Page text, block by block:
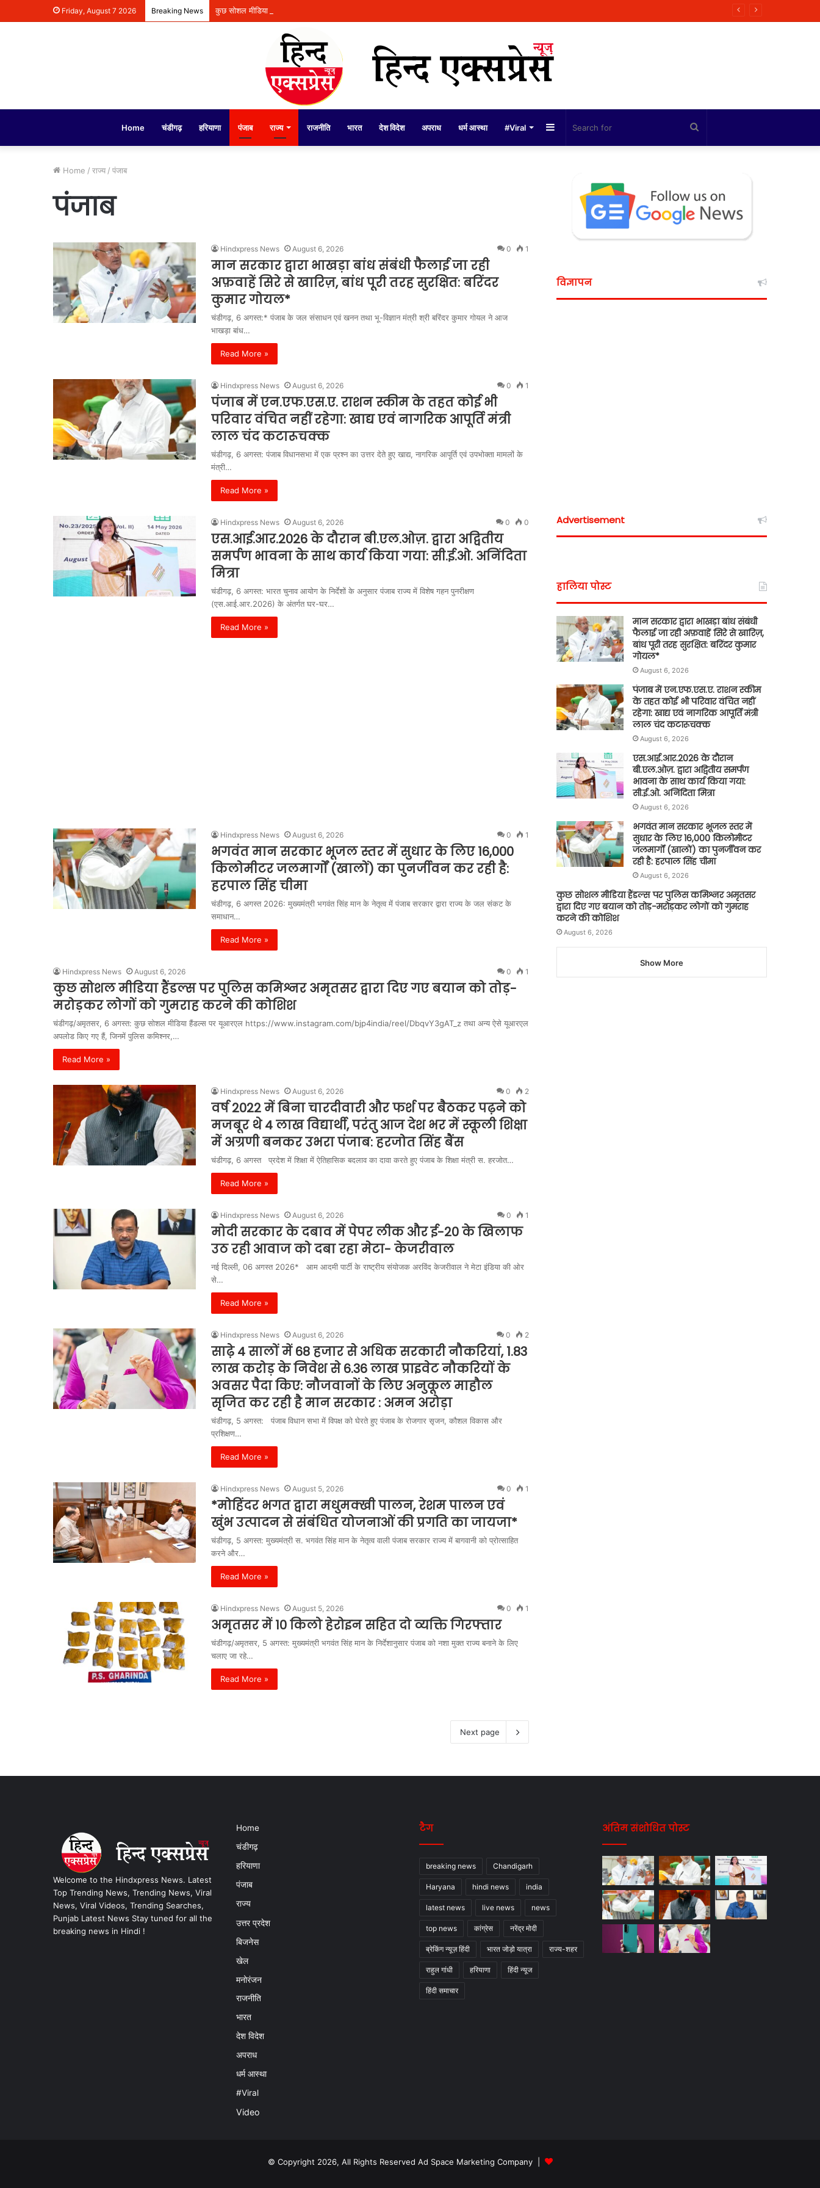
Friday, August 7 2026 Breaking News कुछ सोशल मीडिया हैंडल्स पर पुलिस कमिश्नर अमृतसर द्वारा दिए गए बयान को तोड़-मरोड़कर लोगों को गुमराह करने की कोशिश
Home चंडीगढ़ हरियाणा पंजाब राज्य राजनीति भारत देश विदेश अपराध धर्म आस्था #Viral Sidebar
Home / राज्य / पंजाब
पंजाब
Hindxpress News August 6, 2026 0 1
मान सरकार द्वारा भाखड़ा बांध संबंधी फैलाई जा रही
अफ़वाहें सिरे से खारिज़, बांध पूरी तरह सुरक्षित: बरिंदर
कुमार गोयल*
चंडीगढ़, 6 अगस्त:* पंजाब के जल संसाधन एवं खनन तथा भू-विज्ञान मंत्री श्री बरिंदर कुमार गोयल ने आज
भाखड़ा बांध…
Read More »
Hindxpress News August 6, 2026 0 1
पंजाब में एन.एफ.एस.ए. राशन स्कीम के तहत कोई भी
परिवार वंचित नहीं रहेगा: खाद्य एवं नागरिक आपूर्ति मंत्री
लाल चंद कटारूचक्क
चंडीगढ़, 6 अगस्त: पंजाब विधानसभा में एक प्रश्न का उत्तर देते हुए खाद्य, नागरिक आपूर्ति एवं उपभोक्ता मामलों के
मंत्री…
Read More »
Hindxpress News August 6, 2026 0 0
एस.आई.आर.2026 के दौरान बी.एल.ओज़. द्वारा अद्वितीय
समर्पण भावना के साथ कार्य किया गया: सी.ई.ओ. अनिंदिता
मित्रा
चंडीगढ़, 6 अगस्त: भारत चुनाव आयोग के निर्देशों के अनुसार पंजाब राज्य में विशेष गहन पुनरीक्षण
(एस.आई.आर.2026) के अंतर्गत घर-घर…
Read More »
Hindxpress News August 6, 2026 0 1
भगवंत मान सरकार भूजल स्तर में सुधार के लिए 16,000
किलोमीटर जलमार्गों (खालों) का पुनर्जीवन कर रही है:
हरपाल सिंह चीमा
चंडीगढ़, 6 अगस्त 2026: मुख्यमंत्री भगवंत सिंह मान के नेतृत्व में पंजाब सरकार द्वारा राज्य के जल संकट के
समाधान…
Read More »
Hindxpress News August 6, 2026 0 1
कुछ सोशल मीडिया हैंडल्स पर पुलिस कमिश्नर अमृतसर द्वारा दिए गए बयान को तोड़-
मरोड़कर लोगों को गुमराह करने की कोशिश
चंडीगढ़/अमृतसर, 6 अगस्त: कुछ सोशल मीडिया हैंडल्स पर यूआरएल https://www.instagram.com/bjp4india/reel/DbqvY3gAT_z तथा अन्य ऐसे यूआरएल
अपलोड किए गए हैं, जिनमें पुलिस कमिश्नर,…
Read More »
Hindxpress News August 6, 2026 0 2
वर्ष 2022 में बिना चारदीवारी और फर्श पर बैठकर पढ़ने को
मजबूर थे 4 लाख विद्यार्थी, परंतु आज देश भर में स्कूली शिक्षा
में अग्रणी बनकर उभरा पंजाब: हरजोत सिंह बैंस
चंडीगढ़, 6 अगस्त प्रदेश में शिक्षा में ऐतिहासिक बदलाव का दावा करते हुए पंजाब के शिक्षा मंत्री स. हरजोत…
Read More »
Hindxpress News August 6, 2026 0 1
मोदी सरकार के दबाव में पेपर लीक और ई-20 के खिलाफ
उठ रही आवाज को दबा रहा मेटा- केजरीवाल
नई दिल्ली, 06 अगस्त 2026* आम आदमी पार्टी के राष्ट्रीय संयोजक अरविंद केजरीवाल ने मेटा इंडिया की ओर
से…
Read More »
Hindxpress News August 6, 2026 0 2
साढ़े 4 सालों में 68 हजार से अधिक सरकारी नौकरियां, 1.83
लाख करोड़ के निवेश से 6.36 लाख प्राइवेट नौकरियों के
अवसर पैदा किए: नौजवानों के लिए अनुकूल माहौल
सृजित कर रही है मान सरकार : अमन अरोड़ा
चंडीगढ़, 5 अगस्त: पंजाब विधान सभा में विपक्ष को घेरते हुए पंजाब के रोजगार सृजन, कौशल विकास और
प्रशिक्षण…
Read More »
Hindxpress News August 5, 2026 0 1
*मोहिंदर भगत द्वारा मधुमक्खी पालन, रेशम पालन एवं
खुंभ उत्पादन से संबंधित योजनाओं की प्रगति का जायजा*
चंडीगढ़, 5 अगस्त: मुख्यमंत्री स. भगवंत सिंह मान के नेतृत्व वाली पंजाब सरकार राज्य में बागवानी को प्रोत्साहित
करने और…
Read More »
Hindxpress News August 5, 2026 0 1
अमृतसर में 10 किलो हेरोइन सहित दो व्यक्ति गिरफ्तार
चंडीगढ़/अमृतसर, 5 अगस्त: मुख्यमंत्री भगवंत सिंह मान के निर्देशानुसार पंजाब को नशा मुक्त राज्य बनाने के लिए
चलाए जा रहे…
Read More »
Next page
विज्ञापन
Advertisement
हालिया पोस्ट
मान सरकार द्वारा भाखड़ा बांध संबंधी
फैलाई जा रही अफ़वाहें सिरे से खारिज़,
बांध पूरी तरह सुरक्षित: बरिंदर कुमार
गोयल*
August 6, 2026
पंजाब में एन.एफ.एस.ए. राशन स्कीम
के तहत कोई भी परिवार वंचित नहीं
रहेगा: खाद्य एवं नागरिक आपूर्ति मंत्री
लाल चंद कटारूचक्क
August 6, 2026
एस.आई.आर.2026 के दौरान
बी.एल.ओज़. द्वारा अद्वितीय समर्पण
भावना के साथ कार्य किया गया:
सी.ई.ओ. अनिंदिता मित्रा
August 6, 2026
भगवंत मान सरकार भूजल स्तर में
सुधार के लिए 16,000 किलोमीटर
जलमार्गों (खालों) का पुनर्जीवन कर
रही है: हरपाल सिंह चीमा
August 6, 2026
कुछ सोशल मीडिया हैंडल्स पर पुलिस कमिश्नर अमृतसर
द्वारा दिए गए बयान को तोड़-मरोड़कर लोगों को गुमराह
करने की कोशिश
August 6, 2026
Show More
Welcome to the Hindxpress News. Latest
Top Trending News, Trending News, Viral
News, Viral Videos, Trending Searches,
Punjab Latest News Stay tuned for all the
breaking news in Hindi !
Home
चंडीगढ़
हरियाणा
पंजाब
राज्य
उत्तर प्रदेश
बिजनेस
खेल
मनोरंजन
राजनीति
भारत
देश विदेश
अपराध
धर्म आस्था
#Viral
Video
टैग
breaking news Chandigarh
Haryana hindi news india
latest news live news news
top news कांग्रेस नरेंद्र मोदी
ब्रेकिंग न्यूज़ हिंदी भारत जोड़ो यात्रा राज्य-शहर
राहुल गांधी हरियाणा हिंदी न्यूज
हिंदी समाचार
अंतिम संशोधित पोस्ट
© Copyright 2026, All Rights Reserved Ad Space Marketing Company |